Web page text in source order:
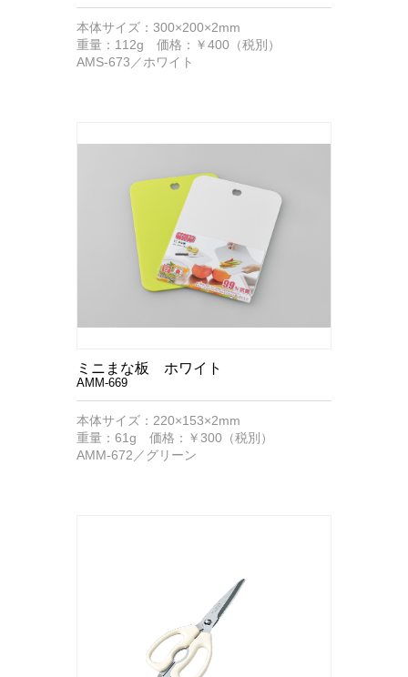
本体サイズ：300×200×2mm
重量：112g 価格：￥400（税別）
AMS-673／ホワイト
ミニまな板 ホワイト
AMM-669
本体サイズ：220×153×2mm
重量：61g 価格：￥300（税別）
AMM-672／グリーン